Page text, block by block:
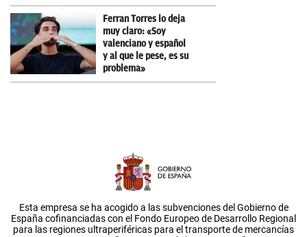
Ferran Torres lo deja
muy claro: «Soy
valenciano y español
y al que le pese, es su
problema»
Esta empresa se ha acogido a las subvenciones del Gobierno de
España cofinanciadas con el Fondo Europeo de Desarrollo Regional
para las regiones ultraperiféricas para el transporte de mercancías